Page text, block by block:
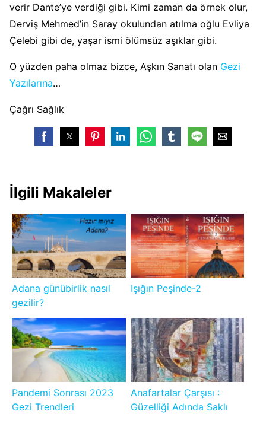
verir Dante’ye verdiği gibi. Kimi zaman da örnek olur,
Derviş Mehmed’in Saray okulundan atılma oğlu Evliya
Çelebi gibi de, yaşar ismi ölümsüz aşıklar gibi.
O yüzden paha olmaz bizce, Aşkın Sanatı olan Gezi
Yazılarına…
Çağrı Sağlık
İlgili Makaleler
Adana günübirlik nasıl
gezilir?
Işığın Peşinde-2
Pandemi Sonrası 2023
Gezi Trendleri
Anafartalar Çarşısı :
Güzelliği Adında Saklı